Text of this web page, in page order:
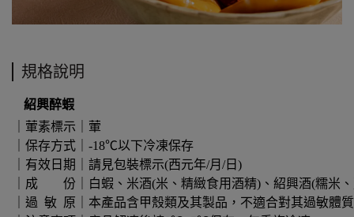
規格說明
紹興醉蝦
｜葷素標示｜葷
｜保存方式｜-18℃以下冷凍保存
｜有效日期｜請見包裝標示(西元年/月/日)
｜成 份｜白蝦、米酒(米、精緻食用酒精)、紹興酒(糯米
｜過 敏 原｜本產品含甲殼類及其製品，不適合對其過敏體